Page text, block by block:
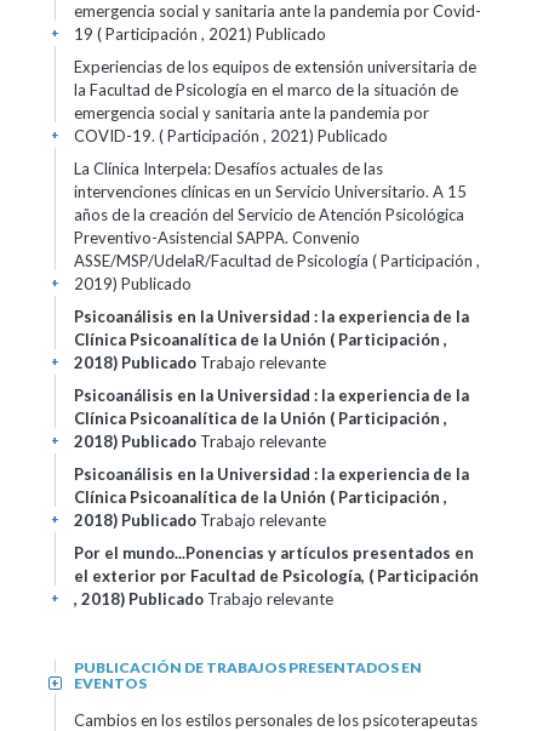
emergencia social y sanitaria ante la pandemia por Covid-
19 ( Participación , 2021) Publicado
+
Experiencias de los equipos de extensión universitaria de
la Facultad de Psicología en el marco de la situación de
emergencia social y sanitaria ante la pandemia por
COVID-19. ( Participación , 2021) Publicado
+
La Clínica Interpela: Desafíos actuales de las
intervenciones clínicas en un Servicio Universitario. A 15
años de la creación del Servicio de Atención Psicológica
Preventivo-Asistencial SAPPA. Convenio
ASSE/MSP/UdelaR/Facultad de Psicología ( Participación ,
2019) Publicado
+
Psicoanálisis en la Universidad : la experiencia de la
Clínica Psicoanalítica de la Unión ( Participación ,
2018) Publicado Trabajo relevante
+
Psicoanálisis en la Universidad : la experiencia de la
Clínica Psicoanalítica de la Unión ( Participación ,
2018) Publicado Trabajo relevante
+
Psicoanálisis en la Universidad : la experiencia de la
Clínica Psicoanalítica de la Unión ( Participación ,
2018) Publicado Trabajo relevante
+
Por el mundo...Ponencias y artículos presentados en
el exterior por Facultad de Psicología, ( Participación
, 2018) Publicado Trabajo relevante
+
PUBLICACIÓN DE TRABAJOS PRESENTADOS EN
EVENTOS
+
Cambios en los estilos personales de los psicoterapeutas